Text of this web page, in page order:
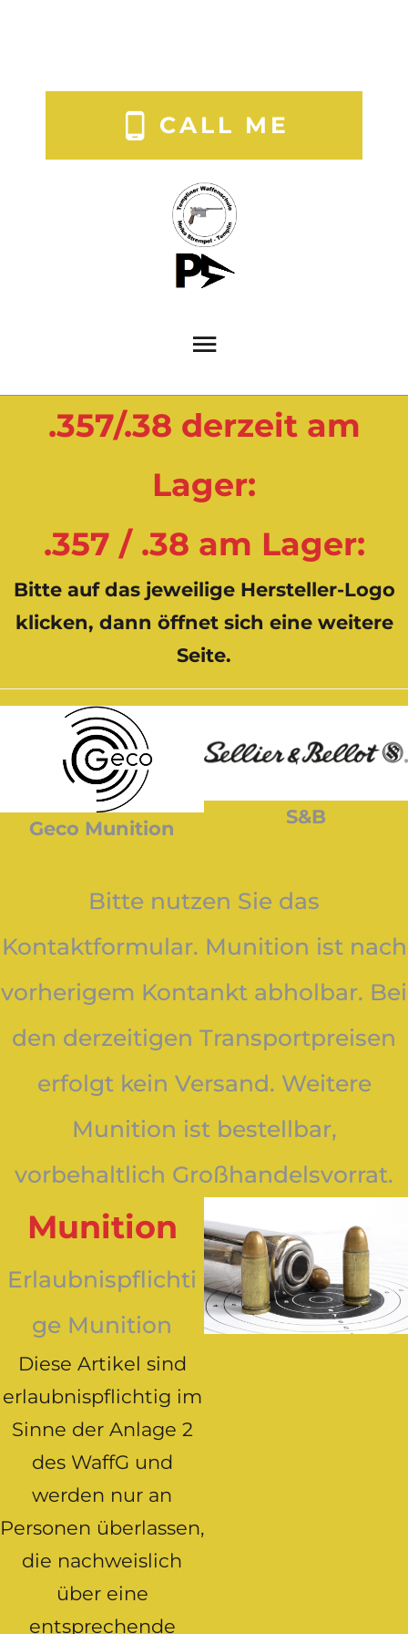
CALL ME
.357/.38 derzeit am
Lager:
.357 / .38 am Lager:
Bitte auf das jeweilige Hersteller-Logo
klicken, dann öffnet sich eine weitere
Seite.
Geco Munition
S&B
Bitte nutzen Sie das
Kontaktformular. Munition ist nach
vorherigem Kontankt abholbar. Bei
den derzeitigen Transportpreisen
erfolgt kein Versand. Weitere
Munition ist bestellbar,
vorbehaltlich Großhandelsvorrat.
Munition
Erlaubnispflichti
ge Munition
Diese Artikel sind
erlaubnispflichtig im
Sinne der Anlage 2
des WaffG und
werden nur an
Personen überlassen,
die nachweislich
über eine
entsprechende